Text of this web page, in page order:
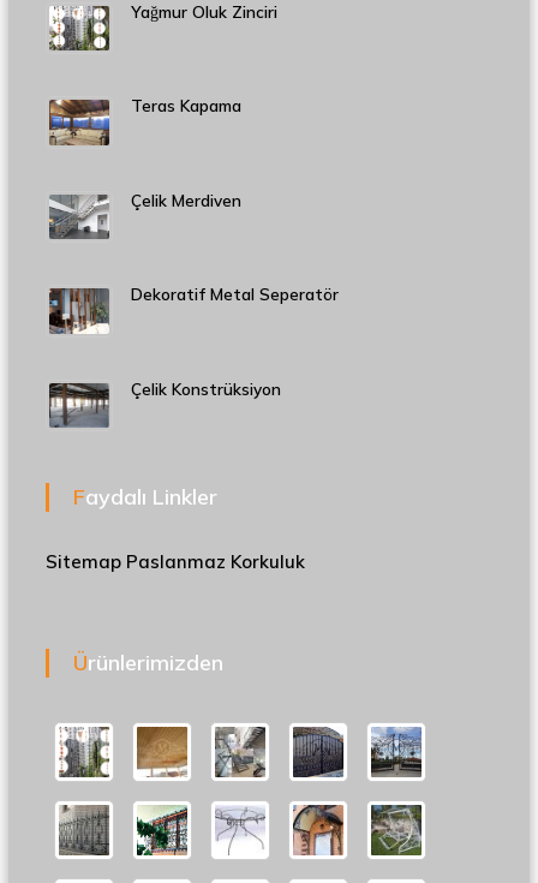
Yağmur Oluk Zinciri
Teras Kapama
Çelik Merdiven
Dekoratif Metal Seperatör
Çelik Konstrüksiyon
Faydalı Linkler
Sitemap Paslanmaz Korkuluk
Ürünlerimizden